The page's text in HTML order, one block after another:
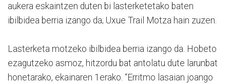
aukera eskaintzen duten bi lasterketetako baten
ibilbidea berria izango da; Uxue Trail Motza hain zuzen.
Lasterketa motzeko ibilbidea berria izango da. Hobeto
ezagutzeko asmoz, hitzordu bat antolatu dute larunbat
honetarako, ekainaren 1erako. “Erritmo lasaian joango